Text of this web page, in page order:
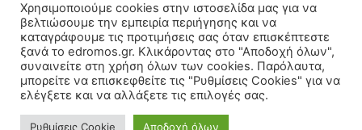
Εγγραφή συνδρομητή Πολιτική Διεθνή Κοινωνία
Πολιτισμός Αφιερώματα
Χρησιμοποιούμε cookies στην ιστοσελίδα μας για να
βελτιώσουμε την εμπειρία περιήγησης και να
καταγράφουμε τις προτιμήσεις σας όταν επισκέπτεστε
ξανά το edromos.gr. Κλικάροντας στο "Αποδοχή όλων",
συναινείτε στη χρήση όλων των cookies. Παρόλαυτα,
μπορείτε να επισκεφθείτε τις "Ρυθμίσεις Cookies" για να
ελέγξετε και να αλλάξετε τις επιλογές σας.
Ρυθμίσεις Cookie Αποδοχή όλων